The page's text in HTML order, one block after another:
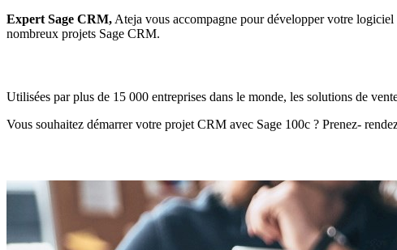
Expert Sage CRM, Ateja vous accompagne pour développer votre
nombreux projets Sage CRM.
Utilisées par plus de 15 000 entreprises dans le monde, les solutions de
Vous souhaitez démarrer votre projet CRM avec Sage 100c ? Prenez-